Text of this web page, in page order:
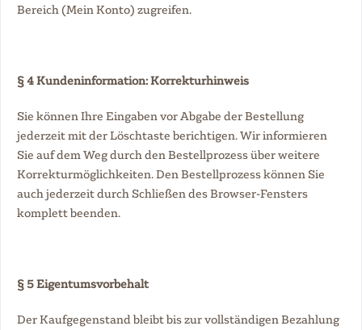
Bereich (Mein Konto) zugreifen.
§ 4 Kundeninformation: Korrekturhinweis
Sie können Ihre Eingaben vor Abgabe der Bestellung
jederzeit mit der Löschtaste berichtigen. Wir informieren
Sie auf dem Weg durch den Bestellprozess über weitere
Korrekturmöglichkeiten. Den Bestellprozess können Sie
auch jederzeit durch Schließen des Browser-Fensters
komplett beenden.
§ 5 Eigentumsvorbehalt
Der Kaufgegenstand bleibt bis zur vollständigen Bezahlung